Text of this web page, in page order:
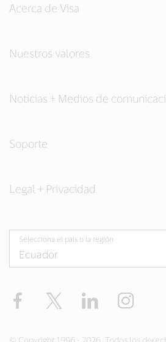
Acerca de Visa
Nuestros valores
Noticias + Medios de
Soporte
Legal + Privacidad
Selecciona el país o la región
Facebook Twitter LinkedIn